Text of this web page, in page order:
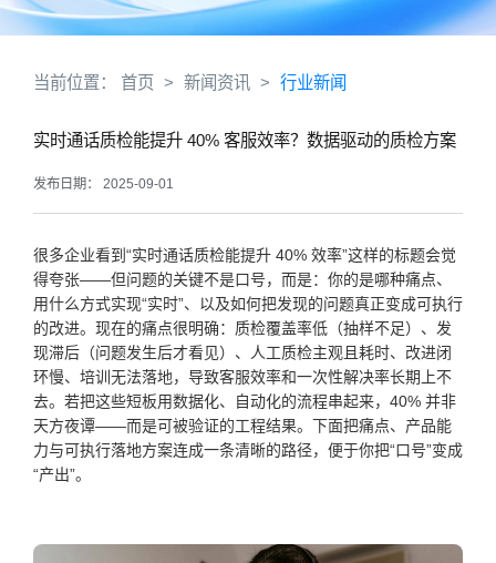
当前位置： 首页 > 新闻资讯 > 行业新闻
实时通话质检能提升 40% 客服效率？数据驱动的质检方案
发布日期： 2025-09-01
很多企业看到“实时通话质检能提升 40% 效率”这样的标题会觉
得夸张——但问题的关键不是口号，而是：你的是哪种痛点、
用什么方式实现“实时”、以及如何把发现的问题真正变成可执行
的改进。现在的痛点很明确：质检覆盖率低（抽样不足）、发
现滞后（问题发生后才看见）、人工质检主观且耗时、改进闭
环慢、培训无法落地，导致客服效率和一次性解决率长期上不
去。若把这些短板用数据化、自动化的流程串起来，40% 并非
天方夜谭——而是可被验证的工程结果。下面把痛点、产品能
力与可执行落地方案连成一条清晰的路径，便于你把“口号”变成
“产出”。